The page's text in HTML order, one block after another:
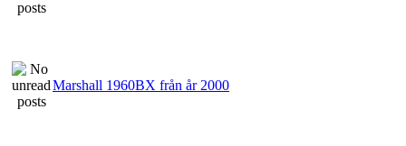
Marshall 1960BX från år 2000